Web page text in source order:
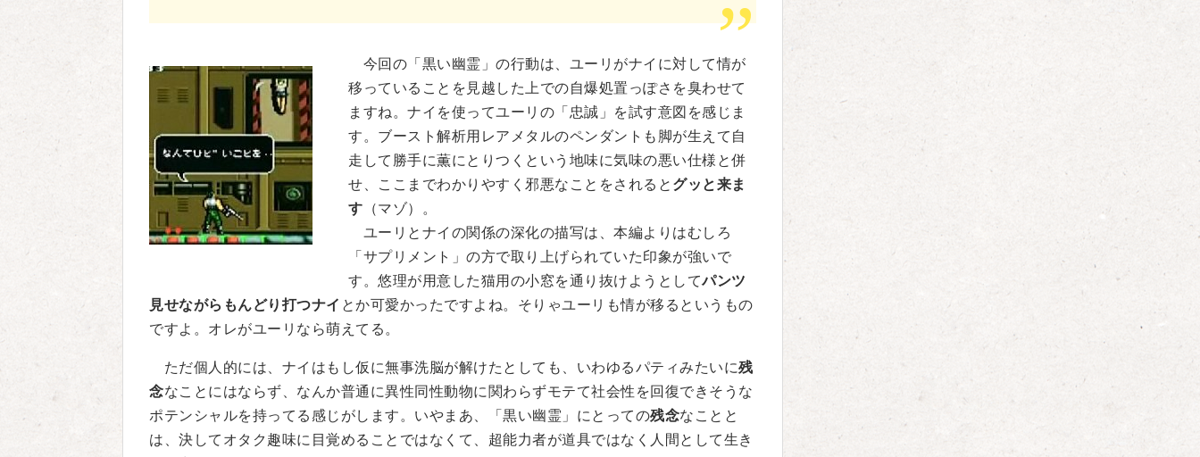
今回の「黒い幽霊」の行動は、ユーリがナイに対して情が
移っていることを見越した上での自爆処置っぽさを臭わせて
ますね。ナイを使ってユーリの「忠誠」を試す意図を感じま
す。ブースト解析用レアメタルのペンダントも脚が生えて自
走して勝手に薫にとりつくという地味に気味の悪い仕様と併
せ、ここまでわかりやすく邪悪なことをされると グッと来ま
す （マゾ）。
ユーリとナイの関係の深化の描写は、本編よりはむしろ
「サプリメント」の方で取り上げられていた印象が強いで
す。悠理が用意した猫用の小窓を通り抜けようとしてパンツ
見せながらもんどり打つナイ とか可愛かったですよね。そりゃユーリも情が移るというもの
ですよ。オレがユーリなら萌えてる。
ただ個人的には、ナイはもし仮に無事洗脳が解けたとしても、いわゆるパティみたいに残
念なことにはならず、なんか普通に異性同性動物に関わらずモテて社会性を回復できそうな
ポテンシャルを持ってる感じがします。いやまあ、「黒い幽霊」にとっての残念なことと
は、決してオタク趣味に目覚めることではなくて、超能力者が道具ではなく人間として生き